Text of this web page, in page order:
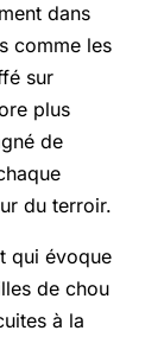
dans
comme les
sur
plus
de
du terroir.
qui évoque
de chou
à la